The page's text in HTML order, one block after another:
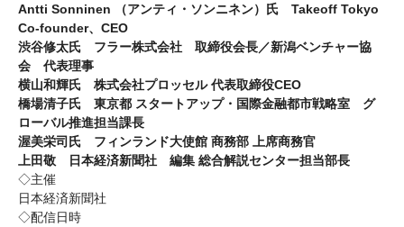
Antti Sonninen （アンティ・ソンニネン）氏 Takeoff Tokyo
Co-founder、CEO
渋谷修太氏 フラー株式会社 取締役会長／新潟ベンチャー協
会 代表理事
横山和輝氏 株式会社プロッセル 代表取締役CEO
橋場清子氏 東京都 スタートアップ・国際金融都市戦略室 グ
ローバル推進担当課長
渥美栄司氏 フィンランド大使館 商務部 上席商務官
上田敬 日本経済新聞社 編集 総合解説センター担当部長
◇主催
日本経済新聞社
◇配信日時